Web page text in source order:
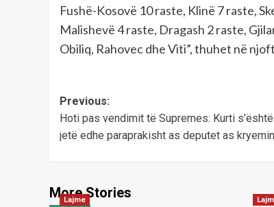
Fushë-Kosovë 10 raste, Klinë 7 raste,
Malishevë 4 raste, Dragash 2 raste,
Obiliq, Rahovec dhe Viti”, thuhet në
Post
navigation
Previous:
Hoti pas vendimit të Supremes: Kurti
jetë edhe paraprakisht as deputet as
More Stories
Lajme